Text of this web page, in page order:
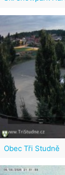
Obec Tři Studně